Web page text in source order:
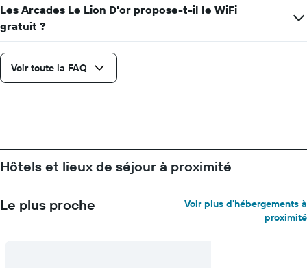
Les Arcades Le Lion D'or propose-t-il le WiFi
gratuit ?
Voir toute la FAQ
Hôtels et lieux de séjour à proximité
Le plus proche
Voir plus d'hébergements à
proximité